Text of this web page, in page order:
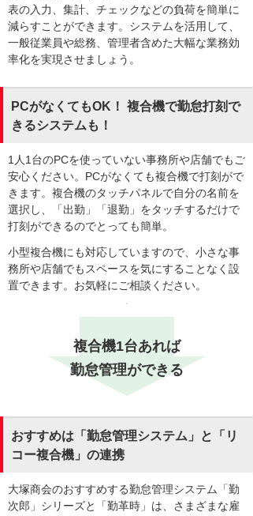
表の入力、集計、チェックなどの負荷を簡単に
減らすことができます。システムを活用して、
一般従業員や総務、管理者含めた大幅な業務効
率化を実現させましょう。
PCがなくてもOK！ 複合機で勤怠打刻で
きるシステムも！
1人1台のPCを使っていない事務所や店舗でもご
安心ください。PCがなくても複合機で打刻がで
きます。複合機のタッチパネルで自分の名前を
選択し、「出勤」「退勤」をタッチするだけで
打刻ができるのでとっても簡単。
小型複合機にも対応していますので、小さな事
務所や店舗でもスペースを気にすることなく設
置できます。お気軽にご相談ください。
複合機1台あれば
勤怠管理ができる
おすすめは「勤怠管理システム」と「リ
コー複合機」の連携
大塚商会のおすすめする勤怠管理システム「勤
次郎」シリーズと「勤革時」は、さまざまな雇